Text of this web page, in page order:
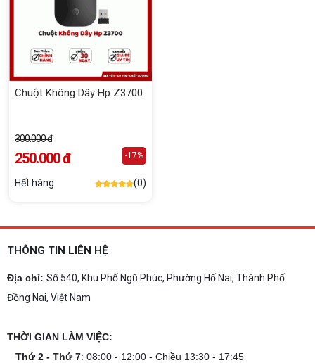
Chuột Không Dây Hp Z3700
300.000 đ
250.000 đ -17%
Hết hàng (0)
THÔNG TIN LIÊN HỆ
Địa chỉ: Số 540, Khu Phố Ngũ Phúc, Phường Hố Nai, Thành Phố
Đồng Nai, Việt Nam
THỜI GIAN LÀM VIỆC:
Thứ 2 - Thứ 7: 08:00 - 12:00 - Chiều 13:30 - 17:45